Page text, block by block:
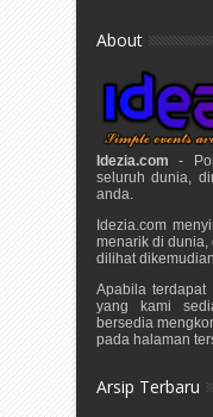
About
Idezia.com -
seluruh dunia,
anda.
Idezia.com
menarik di
dilihat
Apabila terdapat
yang kami
bersedia
pada halaman
Arsip Terbaru